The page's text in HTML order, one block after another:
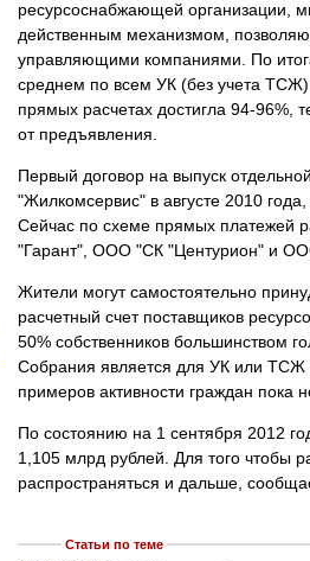
ресурсоснабжающей организации,
действенным механизмом,
управляющими компаниями. По
среднем по всем УК (без учета ТСЖ)
прямых расчетах достигла 94-96%,
от предъявления.
Первый договор на выпуск
"Жилкомсервис" в августе 2010
Сейчас по схеме прямых
"Гарант", ООО "СК "Центурион" и
Жители могут самостоятельно
расчетный счет поставщиков
50% собственников большинством
Собрания является для УК или ТСЖ
примеров активности граждан пока
По состоянию на 1 сентября 2012
1,105 млрд рублей. Для того чтобы
распространяться и дальше,
Статьи по теме